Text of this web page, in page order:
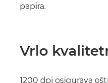
papira.
Vrlo
1200 dpi osigurava